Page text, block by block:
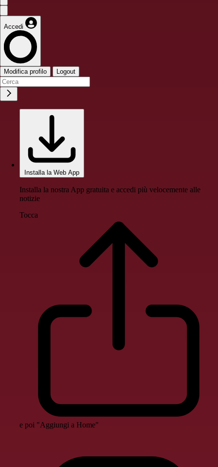
Accedi
Modifica profilo Logout
Installa la Web App
Installa la nostra App gratuita e accedi più velocemente alle
notizie
Tocca
e poi "Aggiungi a Home"